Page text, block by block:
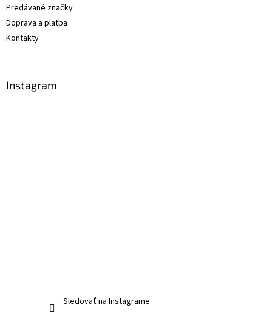
Predávané značky
Doprava a platba
Kontakty
Instagram
Sledovať na Instagrame